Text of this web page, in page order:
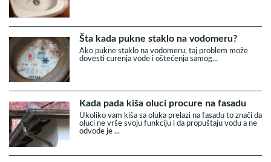
Šta kada pukne staklo na vodomeru?
Ako pukne staklo na vodomeru, taj problem može
dovesti curenja vode i oštećenja samog...
Kada pada kiša oluci procure na fasadu
Ukoliko vam kiša sa oluka prelazi na fasadu to znači da
oluci ne vrše svoju funkciju i da propuštaju vodu a ne
odvode je ...